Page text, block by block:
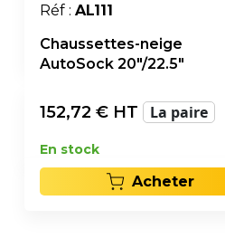
Réf : AL111
Chaussettes-neige
AutoSock 20"/22.5"
152,72 € HT La paire
En stock
Acheter